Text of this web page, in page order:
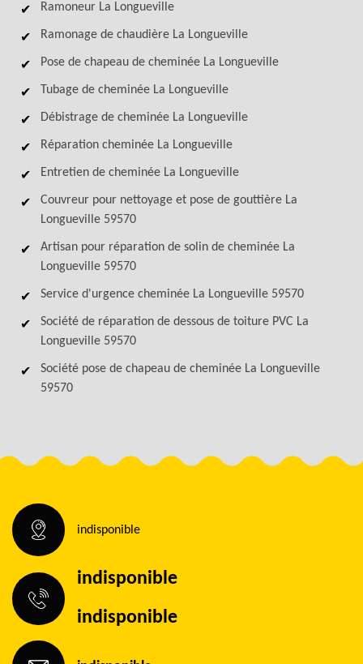
Ramoneur La Longueville
Ramonage de chaudière La Longueville
Pose de chapeau de cheminée La Longueville
Tubage de cheminée La Longueville
Débistrage de cheminée La Longueville
Réparation cheminée La Longueville
Entretien de cheminée La Longueville
Couvreur pour nettoyage et pose de gouttière La
Longueville 59570
Artisan pour réparation de solin de cheminée La
Longueville 59570
Service d'urgence cheminée La Longueville 59570
Société de réparation de dessous de toiture PVC La
Longueville 59570
Société pose de chapeau de cheminée La Longueville
59570
indisponible
indisponible
indisponible